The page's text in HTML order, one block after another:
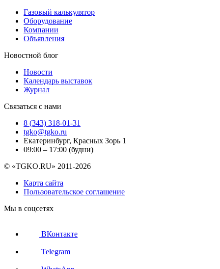
Газовый калькулятор
Оборудование
Компании
Объявления
Новостной блог
Новости
Календарь выставок
Журнал
Связаться с нами
8 (343) 318-01-31
tgko@tgko.ru
Екатеринбург, Красных Зорь 1
09:00 – 17:00 (будни)
© «TGKO.RU» 2011-2026
Карта сайта
Пользовательское соглашение
Мы в соцсетях
ВКонтакте
Telegram